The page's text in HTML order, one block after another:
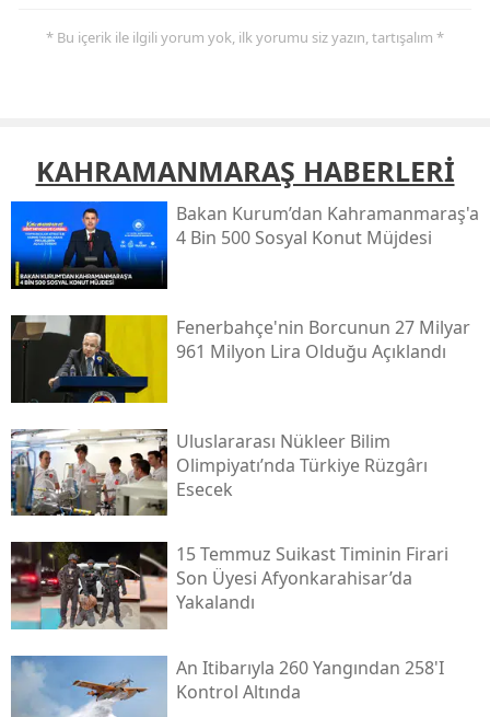
* Bu içerik ile ilgili yorum yok, ilk yorumu siz yazın, tartışalım *
KAHRAMANMARAŞ HABERLERİ
Bakan Kurum’dan Kahramanmaraş'a
4 Bin 500 Sosyal Konut Müjdesi
Fenerbahçe'nin Borcunun 27 Milyar
961 Milyon Lira Olduğu Açıklandı
Uluslararası Nükleer Bilim
Olimpiyatı’nda Türkiye Rüzgârı
Esecek
15 Temmuz Suikast Timinin Firari
Son Üyesi Afyonkarahisar’da
Yakalandı
An Itibarıyla 260 Yangından 258'i
Kontrol Altında